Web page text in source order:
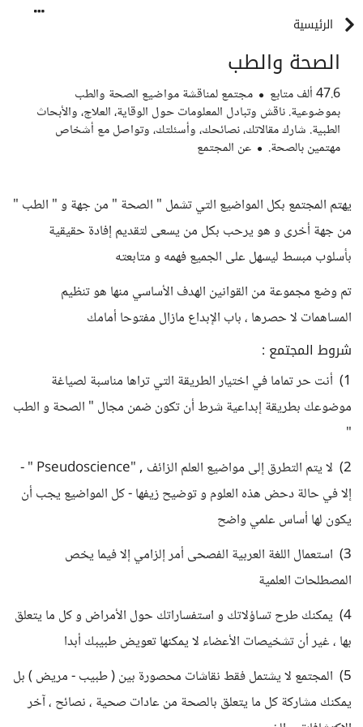
الرئيسية
الصحة والطب
47.6 ألف متابع
مجتمع لمناقشة مواضيع الصحة والطب
بموضوعية. ناقش وتبادل المعلومات حول الوقاية، العلاج، والأبحاث
الطبية. شارك مقالاتك، نصائحك، وأسئلتك، وتواصل مع أشخاص
مهتمين بالصحة.
عن المجتمع
يهتم المجتمع بكل المواضيع التي تشمل " الصحة " من جهة و " الطب "
من جهة أخرى و هو يرحب بكل من يسعى لتقديم إفادة حقيقية
بأسلوب مبسط ليسهل على الجميع فهمه و متابعته
تم وضع مجموعة من القوانين الهدف الأساسي منها هو تنظيم
المساهمات لا حصرها ، باب الإبداع مازال مفتوحا أمامك
شروط المجتمع :
1) أنت حر تماما في اختيار الطريقة التي تراها مناسبة لصياغة
موضوعك بطريقة إبداعية شرط أن تكون ضمن مجال " الصحة و الطب
"
2) لا يتم التطرق إلى مواضيع العلم الزائف , "Pseudoscience " -
إلا في حالة دحض هذه العلوم و توضيح زيفها - كل المواضيع يجب أن
يكون لها أساس علمي واضح
3) استعمال اللغة العربية الفصحى أمر إلزامي إلا فيما يخص
المصطلحات العلمية
4) يمكنك طرح تساؤلاتك و استفساراتك حول الأمراض و كل ما يتعلق
بها ، غير أن تشخيصات الأعضاء لا يمكنها تعويض طبيبك أبدا
5) المجتمع لا يشتمل فقط نقاشات محصورة بين ( طبيب - مريض ) بل
يمكنك مشاركة كل ما يتعلق بالصحة من عادات صحية ، نصائح ، آخر